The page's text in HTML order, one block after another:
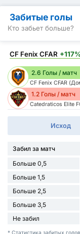
Забитые голы
Кто забьет больше?
CF Fenix CFAR
2.6 Голы / матч
CF Fenix CFAR
1.2 Голы / матч
Catedraticos Elite
Исход
Забил за матч
Больше 0,5
Больше 1,5
Больше 2,5
Больше 3,5
Не забил
* Статистика забитых